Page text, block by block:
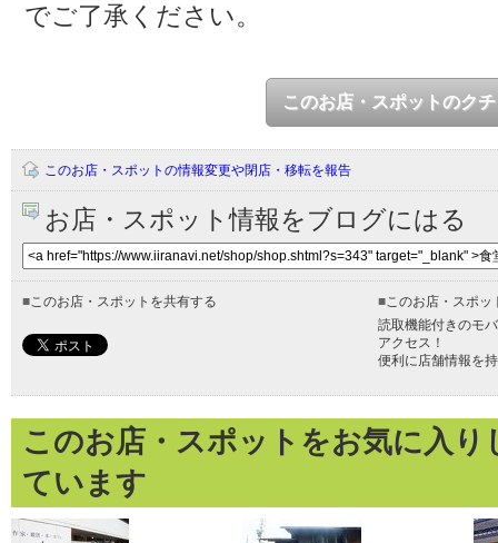
でご了承ください。
このお店・スポットのク
このお店・スポットの情報変更や閉店・移転を報告
お店・スポット情報をブログにはる
■このお店・スポットを共有する ■このお店・スポッ
読取機能付きのモ
アクセス！
便利に店舗情報を
このお店・スポットをお気に入
ています